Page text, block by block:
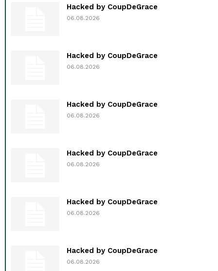
Hacked by CoupDeGrace
06.08.2026
Hacked by CoupDeGrace
06.08.2026
Hacked by CoupDeGrace
06.08.2026
Hacked by CoupDeGrace
06.08.2026
Hacked by CoupDeGrace
06.08.2026
Hacked by CoupDeGrace
06.08.2026